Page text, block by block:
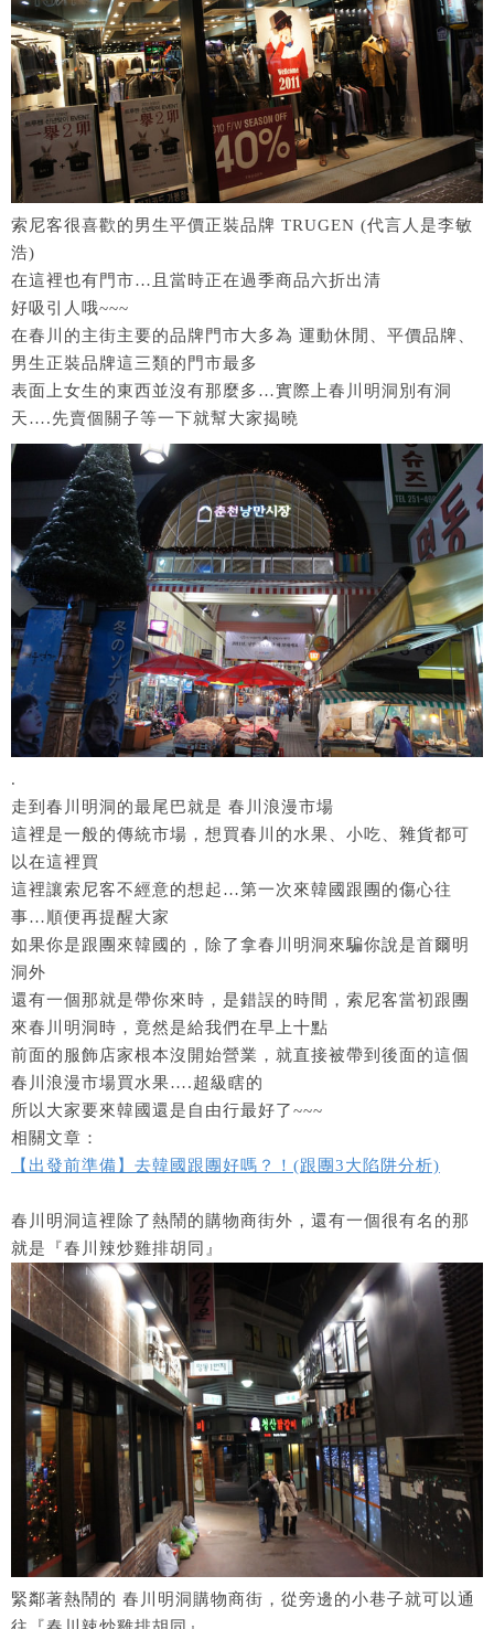
索尼客很喜歡的男生平價正裝品牌 TRUGEN (代言人是李敏
浩)
在這裡也有門市…且當時正在過季商品六折出清
好吸引人哦~~~
在春川的主街主要的品牌門市大多為 運動休閒、平價品牌、
男生正裝品牌這三類的門市最多
表面上女生的東西並沒有那麼多…實際上春川明洞別有洞
天….先賣個關子等一下就幫大家揭曉
.
走到春川明洞的最尾巴就是 春川浪漫市場
這裡是一般的傳統市場，想買春川的水果、小吃、雜貨都可
以在這裡買
這裡讓索尼客不經意的想起…第一次來韓國跟團的傷心往
事…順便再提醒大家
如果你是跟團來韓國的，除了拿春川明洞來騙你說是首爾明
洞外
還有一個那就是帶你來時，是錯誤的時間，索尼客當初跟團
來春川明洞時，竟然是給我們在早上十點
前面的服飾店家根本沒開始營業，就直接被帶到後面的這個
春川浪漫市場買水果….超級瞎的
所以大家要來韓國還是自由行最好了~~~
相關文章：
【出發前準備】去韓國跟團好嗎？！(跟團3大陷阱分析)
春川明洞這裡除了熱鬧的購物商街外，還有一個很有名的那
就是『春川辣炒雞排胡同』
緊鄰著熱鬧的 春川明洞購物商街，從旁邊的小巷子就可以通